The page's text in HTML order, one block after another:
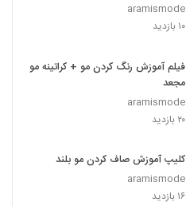
aramismode
۱۰ بازدید
فیلم آموزش رنگ کردن مو + کراتینه مو
مجعد
aramismode
۲۰ بازدید
کلیپ آموزش صاف کردن مو بلند
aramismode
۱۶ بازدید